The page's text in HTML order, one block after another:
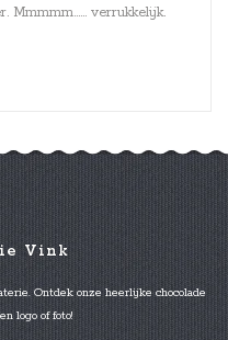
Mmmmm…… verrukkelijk.
Vink
Ontdek onze heerlijke chocolade
logo of foto!